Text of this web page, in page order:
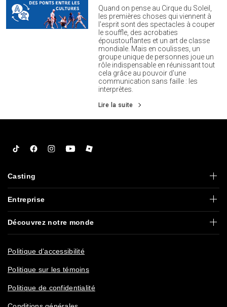
Quand on pense au Cirque du Soleil,
les premières choses qui viennent à
l'esprit sont des spectacles à couper
le souffle, des acrobaties
époustouflantes et un art de classe
mondiale. Mais en coulisses, un
groupe unique de personnes joue un
rôle indispensable en réunissant tout
cela grâce au pouvoir d'une
communication sans faille : les
interprètes.
Lire la suite
TiktokFacebookInstagram
YouTubeRoblox
Casting
Entreprise
Découvrez notre monde
Politique d’accessibilité
Politique sur les témoins
Politique de confidentialité